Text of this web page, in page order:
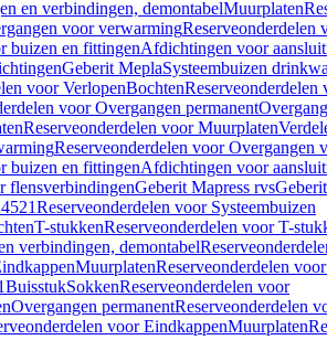
en verbindingen, demontabelMuurplaten
voor verwarmingReserveonderdelen
buizen en fittingenAfdichtingen voor
Geberit MeplaSysteembuizen
voor VerlopenBochtenReserveonderdelen
voor Overgangen permanent
Reserveonderdelen voor Muurplaten
Reserveonderdelen voor Overgangen
buizen en fittingenAfdichtingen voor
flensverbindingenGeberit Mapress rvs
Reserveonderdelen voor Systeembuizen
T-stukkenReserveonderdelen voor T-
verbindingen, demontabel
MuurplatenReserveonderdelen
BuisstukSokkenReserveonderdelen voor
Overgangen permanentReserveonderdelen
voor EindkappenMuurplaten